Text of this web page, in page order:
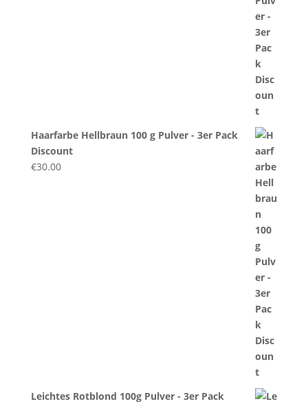
Haarfarbe Hellbraun 100 g Pulver - 3er Pack
Discount
€30.00
Leichtes Rotblond 100g Pulver - 3er Pack